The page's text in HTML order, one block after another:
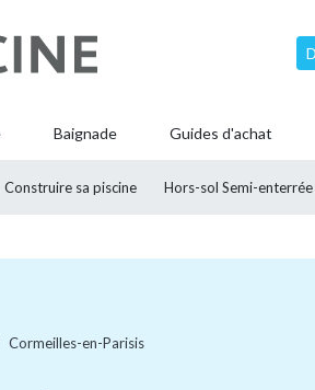
Construire sa piscine Hors-sol Semi-enterrée
Baignade Guides d'achat
Cormeilles-en-Parisis